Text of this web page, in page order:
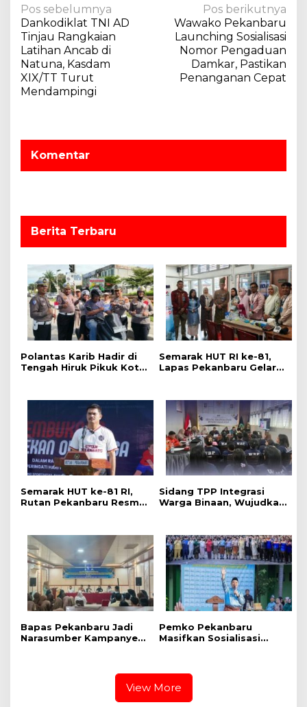
N
a
v
i
g
i
p
Pos sebelumnya
Dankodiklat TNI AD
Tinjau Rangkaian
Latihan Ancab di
Natuna, Kasdam
XIX/TT Turut
Mendampingi
Pos berikutnya
Wawako Pekanbaru
Launching Sosialisasi
Nomor Pengaduan
Damkar, Pastikan
Penanganan Cepat
Komentar
Berita Terbaru
Polantas Karib Hadir di
Tengah Hiruk Pikuk Kota
Semangat Keselamatan,
Nasionalisme dan Green
Policing Jelang HUT KE-
81 RI
Semarak HUT RI ke-81,
Lapas Pekanbaru Gelar
Binaan dan Masyarakat
Semarak HUT ke-81 RI,
Rutan Pekanbaru Resmi
Sidang TPP Integrasi
Warga Binaan, Wujudkan
Akuntabel
Bapas Pekanbaru Jadi
Narasumber Kampanye
‎Pemko Pekanbaru
Masifkan Sosialisasi
View More